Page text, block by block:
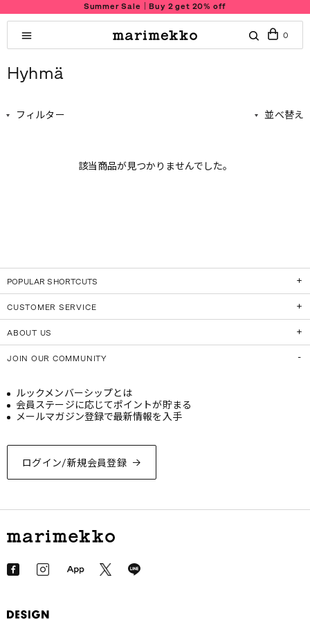
Summer Sale｜Buy 2 get 20% off
0
Hyhmä
フィルター 並べ替え
該当商品が見つかりませんでした。
POPULAR SHORTCUTS
CUSTOMER SERVICE
ABOUT US
JOIN OUR COMMUNITY
ログイン/新規会員登録
ルックメンバーシップとは
会員ステージに応じてポイントが貯まる
メールマガジン登録で最新情報を入手